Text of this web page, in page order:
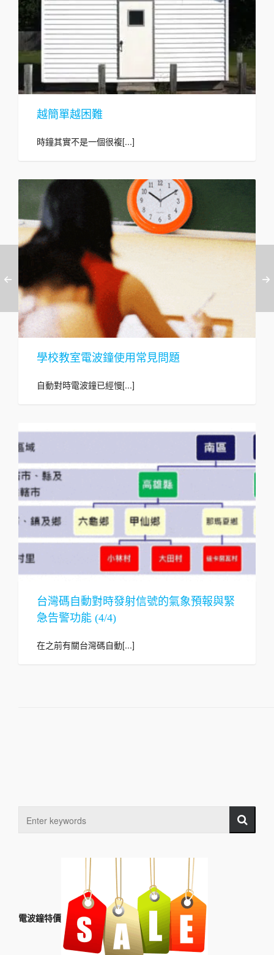
越簡單越困難
時鐘其實不是一個很複[...]
學校教室電波鐘使用常見問題
自動對時電波鐘已經慢[...]
台灣碼自動對時發射信號的氣象預報與緊
急告警功能 (4/4)
在之前有關台灣碼自動[...]
電波鐘特價